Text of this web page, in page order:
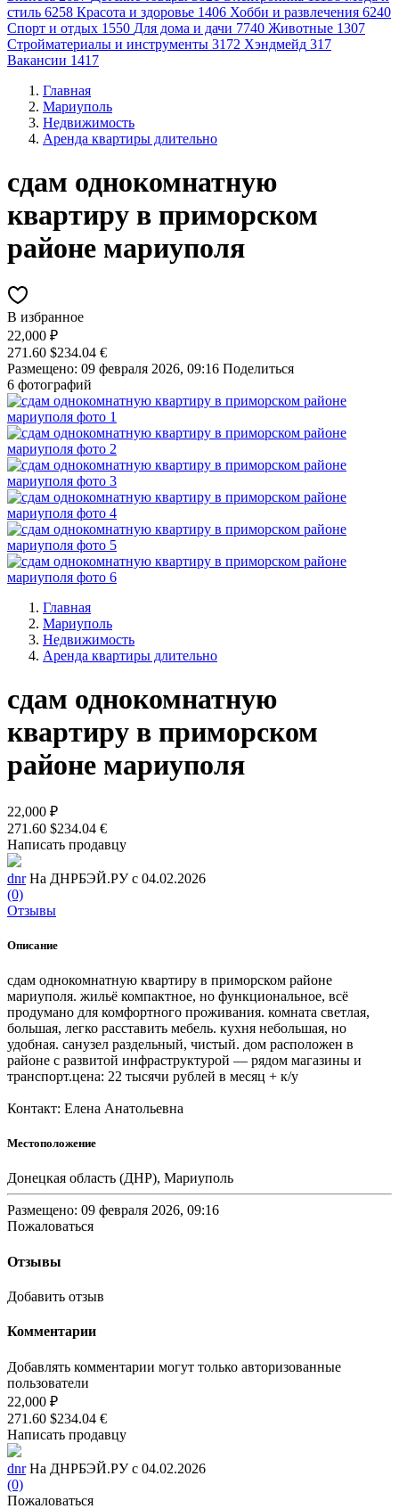
стиль 6258 Красота и здоровье 1406 Хобби и развлечения 6240
Спорт и отдых 1550 Для дома и дачи 7740 Животные 1307
Стройматериалы и инструменты 3172 Хэндмейд 317
Вакансии 1417
Главная
Мариуполь
Недвижимость
Аренда квартиры длительно
сдам однокомнатную
квартиру в приморском
районе мариуполя
В избранное
22,000 ₽
271.60 $234.04 €
Размещено: 09 февраля 2026, 09:16 Поделиться
6 фотографий
Главная
Мариуполь
Недвижимость
Аренда квартиры длительно
сдам однокомнатную
квартиру в приморском
районе мариуполя
22,000 ₽
271.60 $234.04 €
Написать продавцу
dnr На ДНРБЭЙ.РУ с 04.02.2026
(0)
Отзывы
Описание
сдам однокомнатную квартиру в приморском районе
мариуполя. жильё компактное, но функциональное, всё
продумано для комфортного проживания. комната светлая,
большая, легко расставить мебель. кухня небольшая, но
удобная. санузел раздельный, чистый. дом расположен в
районе с развитой инфраструктурой — рядом магазины и
транспорт.цена: 22 тысячи рублей в месяц + к/у
Контакт: Елена Анатольевна
Местоположение
Донецкая область (ДНР), Мариуполь
Размещено: 09 февраля 2026, 09:16
Пожаловаться
Отзывы
Добавить отзыв
Комментарии
Добавлять комментарии могут только авторизованные
пользователи
22,000 ₽
271.60 $234.04 €
Написать продавцу
dnr На ДНРБЭЙ.РУ с 04.02.2026
(0)
Пожаловаться